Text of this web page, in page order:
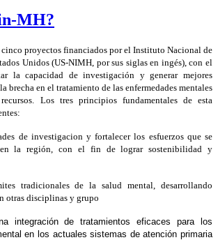
MH?
proyectos financiados por el Instituto Nacional de
Unidos (US-NIMH, por sus siglas en ingés), con el
la capacidad de investigación y generar mejores
brecha en el tratamiento de las enfermedades mentales
Los tres principios fundamentales de esta
de investigacion y fortalecer los esfuerzos que se
en la región, con el fin de lograr sostenibilidad y
tradicionales de la salud mental, desarrollando
otras disciplinas y grupo
integración de tratamientos eficaces para los
en los actuales sistemas de atención primaria